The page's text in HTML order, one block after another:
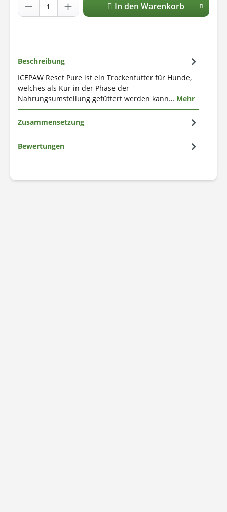
In den Warenkorb
Beschreibung
ICEPAW Reset Pure ist ein Trockenfutter für Hunde,
welches als Kur in der Phase der
Nahrungsumstellung gefüttert werden kann… Mehr
Zusammensetzung
Bewertungen